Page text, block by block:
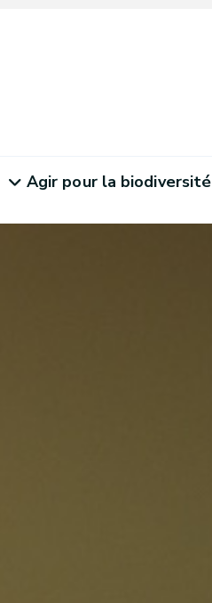
Agir pour la biodiversité